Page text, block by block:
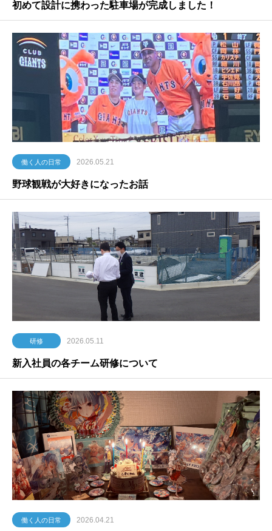
初めて設計に携わった駐車場が完成しました！
働く人の日常 2026.05.21
野球観戦が大好きになったお話
研修 2026.05.11
新入社員の各チーム研修について
働く人の日常 2026.04.21